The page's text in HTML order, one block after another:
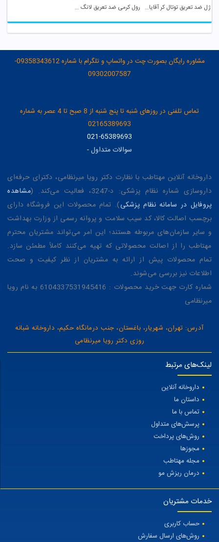
ژل ضد تعریق توتال کر آقایان آمبرلا رول کرمی ضد تعریق لانگ لستینگ زنانه کامان
مشاوره رایگان بصورت چت در واتساپ و تلگرام با شماره 09358343612-
09302007587
تماس تلفنی در روزهای شنبه تا پنج شنبه از 8 صبح تا 4 عصر به شماره
02165389693
021-65389693
سوالات متداول-
داروخانه آنلاین مهتاطب با نظارت دکتر رویا میرنظامی، دکترای حرفه‌ای
داروسازی شماره نظام پزشکی: د-3247، فعالیت می‌کند. (
مشاهده
پروفایل در سامانه نظام پزشکی). تمام محصولات این فروشگاه دارای
برچسب اصالت کالا، کد سیب سلامت و پروانه رسمی از وزارت بهداشت
و سایر سازمان‌های مربوطه هستند؛ این امر می‌تواند مشتریان محترم
مهتاطب را از اصالت محصولاتی که تهیه می‌کنند کاملاً مطمئن سازد.
تمام محصولات پیش از ارائه به مشتریان از نظر کیفیت و صحت
اطلاعات نیز بررسی می‌شوند.
شماره کارت جهت خرید محصولات : 6104337531945416 به نام رویا
میرنظامی
آدرس: تهران، شهریار، باغستان، جنب درمانگاه حکیم، داروخانه شبانه
روزی دکتر رویا میرنظامی
لینک‌های مرتبط
داروخانه آنلاین
داستان ما
تماس با ما
پرسش‌های متداول
روش‌های پرداخت
مجوزها
مجله مهتاطب
درمان ریزش مو
خدمات مشتریان
حساب کاربری
روش‌های ارسال سفارش